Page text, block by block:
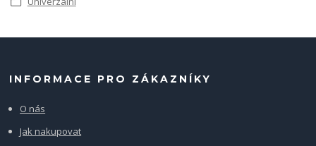
INFORMACE PRO ZÁKAZNÍKY
O nás
Jak nakupovat